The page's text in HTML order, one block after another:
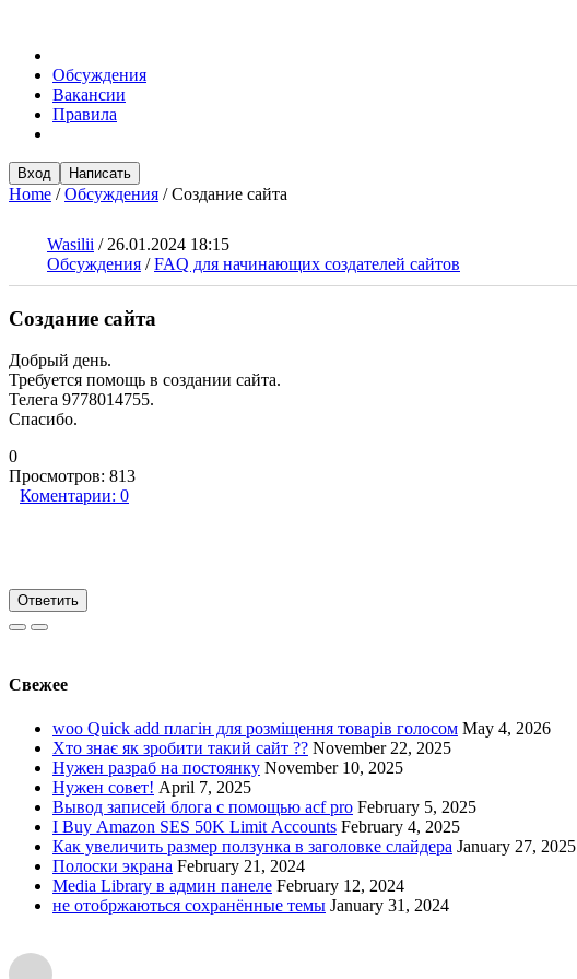
Обсуждения
Вакансии
Правила
Вход Написать
Home /Обсуждения /Создание сайта
Wasilii / 26.01.2024 18:15
Обсуждения /FAQ для начинающих создателей сайтов
Создание сайта
Добрый день.
Требуется помощь в создании сайта.
Телега 9778014755.
Спасибо.
0
Просмотров: 813
Коментарии: 0
Ответить
Свежее
woo Quick add плагін для розміщення товарів голосом May 4, 2026
Хто знає як зробити такий сайт ?? November 22, 2025
Нужен разраб на постоянку November 10, 2025
Нужен совет! April 7, 2025
Вывод записей блога с помощью acf pro February 5, 2025
I Buy Amazon SES 50K Limit Accounts February 4, 2025
Как увеличить размер ползунка в заголовке слайдера January 27, 2025
Полоски экрана February 21, 2024
Media Library в админ панеле February 12, 2024
не отобржаються сохранённые темы January 31, 2024